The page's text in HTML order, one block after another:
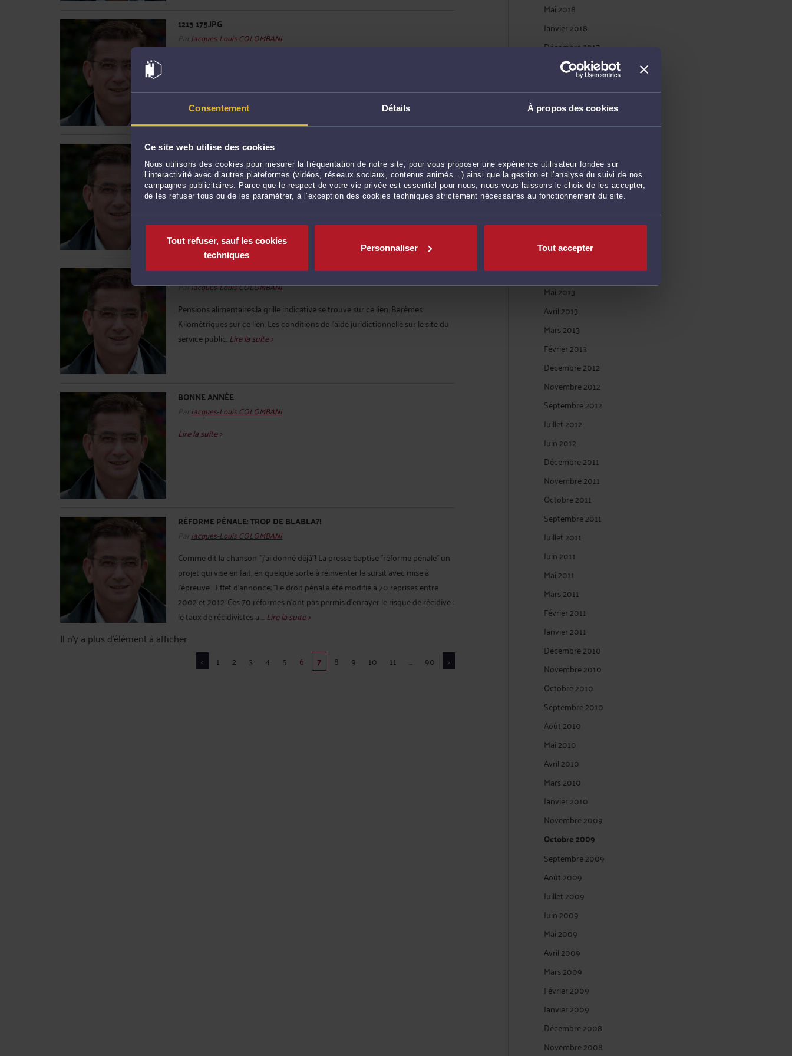
Consentement Détails À propos des cookies
Ce site web utilise des cookies
Nous utilisons des cookies pour mesurer la fréquentation de notre site, pour vous proposer une expérience utilisateur fondée sur
l’interactivité avec d’autres plateformes (vidéos, réseaux sociaux, contenus animés…) ainsi que la gestion et l’analyse du suivi de nos
campagnes publicitaires. Parce que le respect de votre vie privée est essentiel pour nous, nous vous laissons le choix de les accepter,
de les refuser tous ou de les paramétrer, à l’exception des cookies techniques strictement nécessaires au fonctionnement du site.
Tout refuser, sauf les cookies
techniques
Personnaliser Tout accepter
1213 175.JPG
Par Jacques-Louis COLOMBANI
1213 180.JPG
ParJacques-Louis COLOMBANI
Lire la suite >
INFOS PRATIQUES: BARÈMES ET INDICES.
ParJacques-Louis COLOMBANI
Pensions alimentaires:la grille indicative se trouve sur ce lien. Barèmes
Kilométriques sur ce lien. Les conditions de l'aide juridictionnelle sur le site du
service public.Lire la suite >
BONNE ANNÉE
Par Jacques-Louis COLOMBANI
Lire la suite >
RÉFORME PÉNALE: TROP DE BLABLA?!
Par Jacques-Louis COLOMBANI
Comme dit la chanson: "j'ai donné déjà"! La presse baptise "réforme pénale" un
projet qui vise en fait, en quelque sorte à réinventer le sursit avec mise à
l'épreuve... Effet d'annonce; "Le droit pénal a été modifié à 70 reprises entre
2002 et 2012. Ces 70 réformes n'ont pas permis d'enrayer le risque de récidive :
le taux de récidivistes a ...Lire la suite >
Il n'y a plus d'élément à afficher
< 1 2 3 4 5 6 7 8 9 10 11 ... 90 >
Mai 2018
Janvier 2018
Décembre 2017
Novembre 2017
Juillet 2017
Mars 2014
Février 2014
Janvier 2014
Octobre 2013
Août 2013
Juillet 2013
Mai 2013
Avril 2013
Mars 2013
Février 2013
Décembre 2012
Novembre 2012
Septembre 2012
Juillet 2012
Juin 2012
Décembre 2011
Novembre 2011
Octobre 2011
Septembre 2011
Juillet 2011
Juin 2011
Mai 2011
Mars 2011
Février 2011
Janvier 2011
Décembre 2010
Novembre 2010
Octobre 2010
Septembre 2010
Août 2010
Mai 2010
Avril 2010
Mars 2010
Janvier 2010
Novembre 2009
Octobre 2009
Septembre 2009
Août 2009
Juillet 2009
Juin 2009
Mai 2009
Avril 2009
Mars 2009
Février 2009
Janvier 2009
Décembre 2008
Novembre 2008